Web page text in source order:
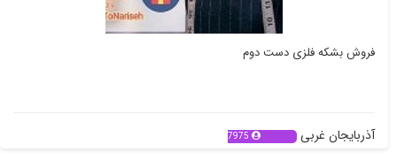
فروش بشکه فلزی دست دوم
آذربایجان غربی 7975